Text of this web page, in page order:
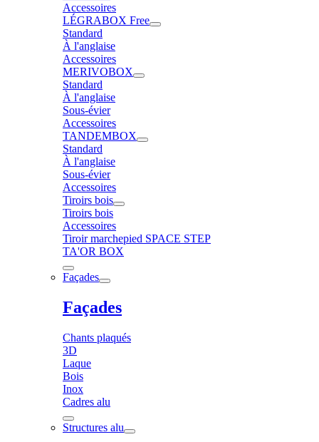
Accessoires
LÉGRABOX Free
Standard
À l'anglaise
Accessoires
MERIVOBOX
Standard
À l'anglaise
Sous-évier
Accessoires
TANDEMBOX
Standard
À l'anglaise
Sous-évier
Accessoires
Tiroirs bois
Tiroirs bois
Accessoires
Tiroir marchepied SPACE STEP
TA'OR BOX
Façades
Façades
Chants plaqués
3D
Laque
Bois
Inox
Cadres alu
Structures alu